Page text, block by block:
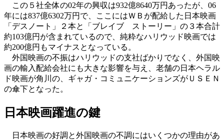
この５社全体の02年の興収は932億8640万円あったが、06
年には837億6302万円で、ここにはＷＢが配給した日本映画
「デスノート」２本と「ブレイブ ストーリー」の３本合計
約103億円が含まれているので、純粋なハリウッド映画では
約200億円もマイナスとなっている。
外国映画の不振はハリウッドの支社ばかりでなく、外国映
画の輸入配給会社にも大きな影響を与え、老舗の日本ヘラル
ド映画が角川の、ギャガ・コミュニケーションズがＵＳＥＮ
の傘下となった。
日本映画躍進の鍵
日本映画の好調と外国映画の不調にはいくつかの理由があ